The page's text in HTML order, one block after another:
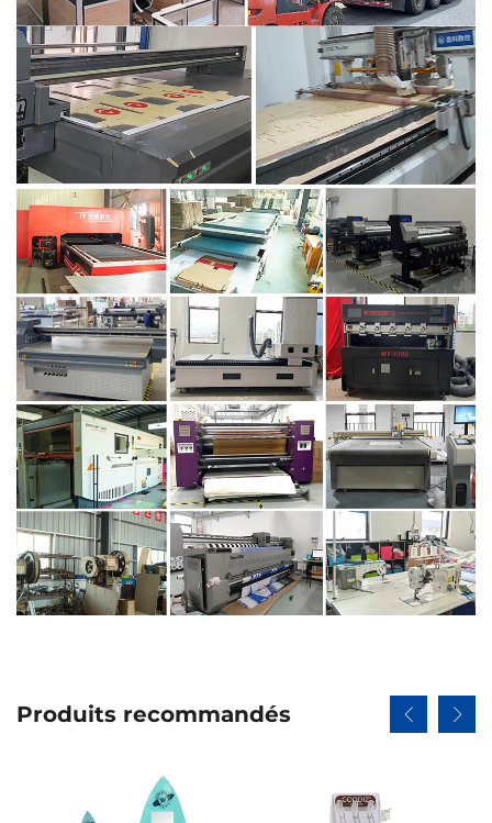
Produits recommandés